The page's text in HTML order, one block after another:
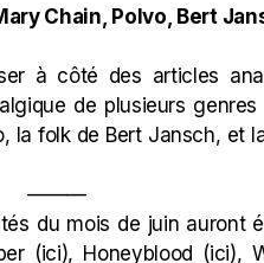
Chain, Polvo, Bert
à côté des articles
de plusieurs
la folk de Bert Jansch, et
———
du mois de juin auront
(ici), Honeyblood (ici),